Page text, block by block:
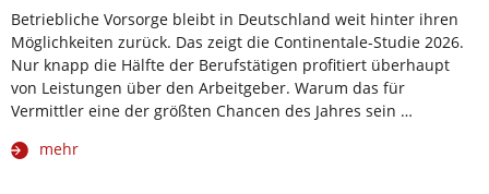
Betriebliche Vorsorge bleibt in Deutschland weit hinter ihren
Möglichkeiten zurück. Das zeigt die Continentale-Studie 2026.
Nur knapp die Hälfte der Berufstätigen profitiert überhaupt
von Leistungen über den Arbeitgeber. Warum das für
Vermittler eine der größten Chancen des Jahres sein …
mehr